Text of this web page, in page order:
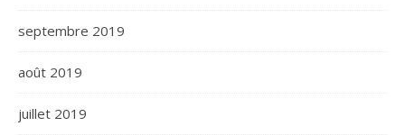
septembre 2019
août 2019
juillet 2019